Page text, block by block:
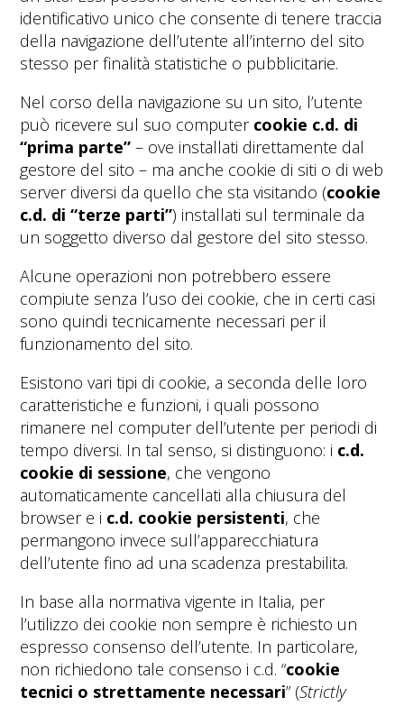
identificativo unico che consente di tenere traccia
della navigazione dell’utente all’interno del sito
stesso per finalità statistiche o pubblicitarie.
Nel corso della navigazione su un sito, l’utente
può ricevere sul suo computer cookie c.d. di
“prima parte” – ove installati direttamente dal
gestore del sito – ma anche cookie di siti o di web
server diversi da quello che sta visitando (cookie
c.d. di “terze parti”) installati sul terminale da
un soggetto diverso dal gestore del sito stesso.
Alcune operazioni non potrebbero essere
compiute senza l’uso dei cookie, che in certi casi
sono quindi tecnicamente necessari per il
funzionamento del sito.
Esistono vari tipi di cookie, a seconda delle loro
caratteristiche e funzioni, i quali possono
rimanere nel computer dell’utente per periodi di
tempo diversi. In tal senso, si distinguono: i c.d.
cookie di sessione, che vengono
automaticamente cancellati alla chiusura del
browser e i c.d. cookie persistenti, che
permangono invece sull’apparecchiatura
dell’utente fino ad una scadenza prestabilita.
In base alla normativa vigente in Italia, per
l’utilizzo dei cookie non sempre è richiesto un
espresso consenso dell’utente. In particolare,
non richiedono tale consenso i c.d. “cookie
tecnici o strettamente necessari” (Strictly